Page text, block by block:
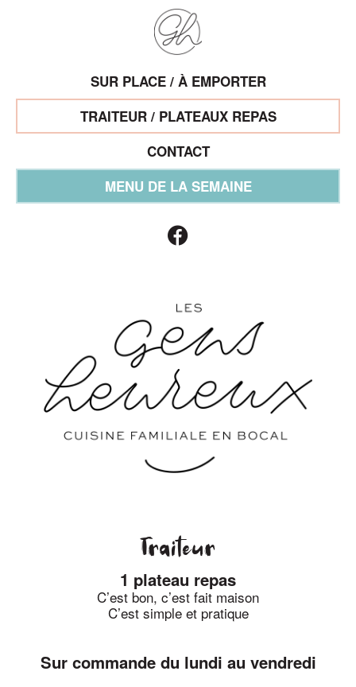
SUR PLACE / À EMPORTER
TRAITEUR / PLATEAUX REPAS
CONTACT
MENU DE LA SEMAINE
Traiteur
1 plateau repas
C’est bon, c’est fait maison
C’est simple et pratique
Sur commande du lundi au vendredi